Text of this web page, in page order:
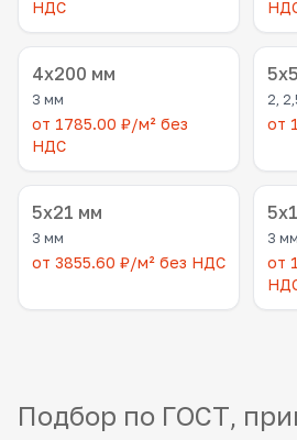
НДС
4x200 мм
3 мм
от 1785.00 ₽/м² без
НДС
2,
от
5x21 мм
3 мм
от 3855.60 ₽/м² без НДС
3 мм
от
Подбор по ГОСТ,